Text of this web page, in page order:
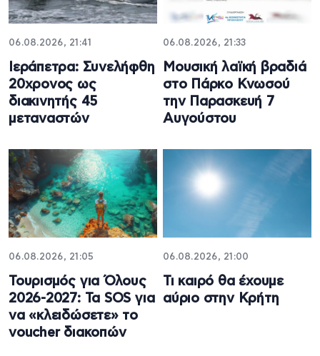
06.08.2026, 21:41
Ιεράπετρα: Συνελήφθη
20χρονος ως
διακινητής 45
μεταναστών
06.08.2026, 21:33
Μουσική λαϊκή βραδιά
στο Πάρκο Κνωσού
την Παρασκευή 7
Αυγούστου
06.08.2026, 21:05
Τουρισμός για Όλους
2026-2027: Τα SOS για
να «κλειδώσετε» το
voucher διακοπών
06.08.2026, 21:00
Τι καιρό θα έχουμε
αύριο στην Κρήτη